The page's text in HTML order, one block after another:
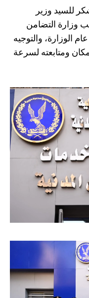
للسيد وزير
وزارة التضامن
الوزارة، والتوجيه
ومتابعته لسرعة